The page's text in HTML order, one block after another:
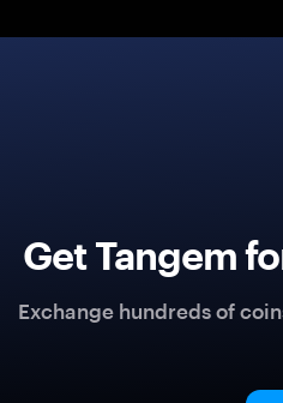
Get Tangem
Exchange hundreds of